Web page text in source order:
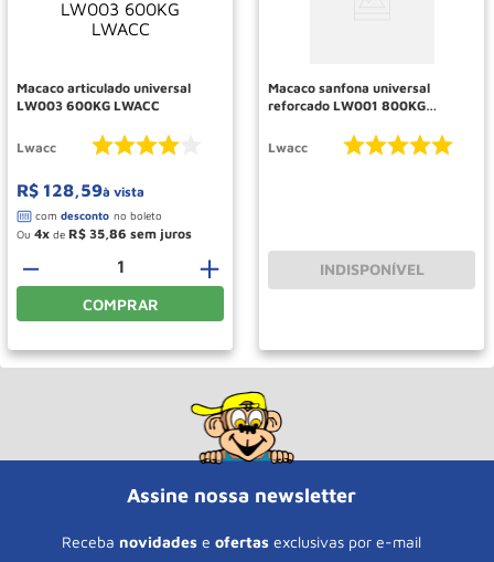
Macaco articulado universal
LW003 600KG LWACC
Lwacc
R$ 128,59à vista
Ou 4 de R$ 35 86
＋
－
COMPRAR
Macaco sanfona universal
reforcado LW001 800KG
Lwacc
INDISPONÍVEL
Assine nossa newsletter
Receba novidades e ofertas exclusivas por e-mail